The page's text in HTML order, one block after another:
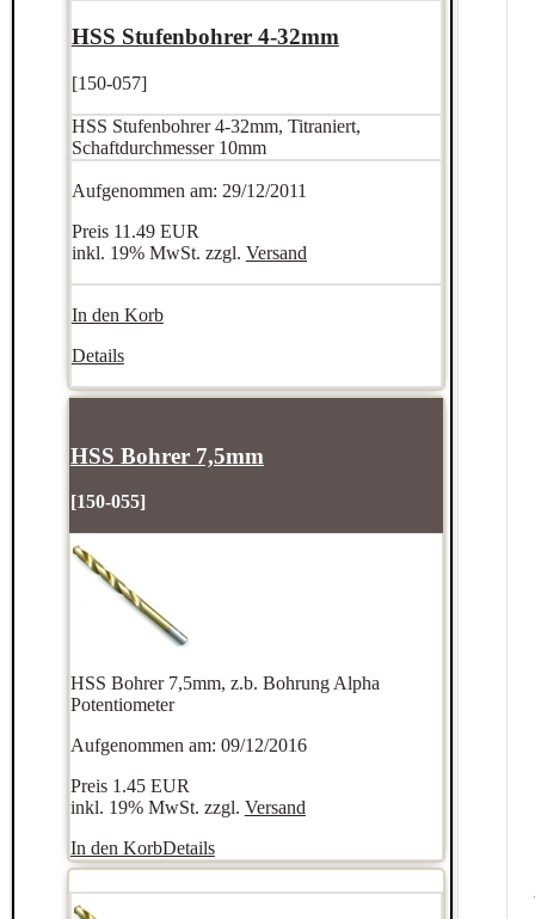
HSS Stufenbohrer 4-32mm
[150-057]
HSS Stufenbohrer 4-32mm, Titraniert,
Schaftdurchmesser 10mm
Aufgenommen am: 29/12/2011
Preis 11.49 EUR
inkl. 19% MwSt. zzgl. Versand
In den Korb
Details
HSS Bohrer 7,5mm
[150-055]
HSS Bohrer 7,5mm, z.b. Bohrung Alpha
Potentiometer
Aufgenommen am: 09/12/2016
Preis 1.45 EUR
inkl. 19% MwSt. zzgl. Versand
In den KorbDetails